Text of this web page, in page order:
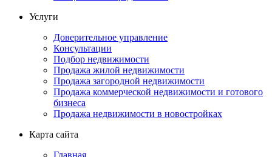
Услуги
Доверительное управление
Консультации
Подбор недвижимости
Продажа жилой недвижимости
Продажа загородной недвижимости
Продажа коммерческой недвижимости и готового
бизнеса
Продажа недвижимости в новостройках
Карта сайта
Главная